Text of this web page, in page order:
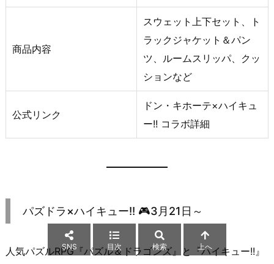
商品内容
スウェット上下セット、ト
ラックジャケット＆パン
ツ、ルームスリッパ、クッ
ションなど
公式リンク
ドン・キホーテ×ハイキュ
ー!! コラボ詳細
パズドラ×ハイキュー!! 🎮3月21日～
人気パズルRPG『パズル＆ドラゴンズ』と『ハイキュー!!』
SNS 目次 検索 上へ